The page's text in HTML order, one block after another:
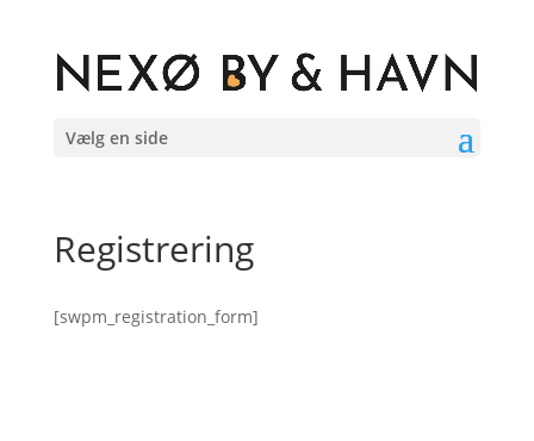
Vælg en side
Registrering
[swpm_registration_form]